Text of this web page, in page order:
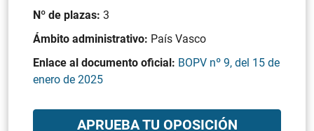
Nº de plazas: 3
Ámbito administrativo: País Vasco
Enlace al documento oficial: BOPV nº 9, del 15 de
enero de 2025
APRUEBA TU OPOSICIÓN